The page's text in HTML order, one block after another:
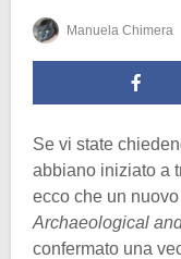
Manuela Chimera
Se vi state
abbiano iniziato a
ecco che un
Archaeological
confermato una